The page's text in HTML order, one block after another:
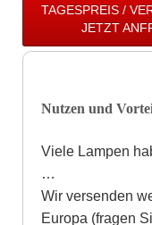
TAGESPREIS /
JETZT
Nutzen und
Viele Lampen
…
Wir versenden
Europa (fragen